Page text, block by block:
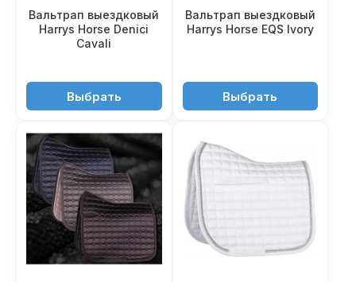
Вальтрап выездковый
Harrys Horse Denici
Cavali
4'280 ₽Выбрать
Вальтрап выездковый
Harrys Horse EQS Ivory
5'350 ₽Выбрать